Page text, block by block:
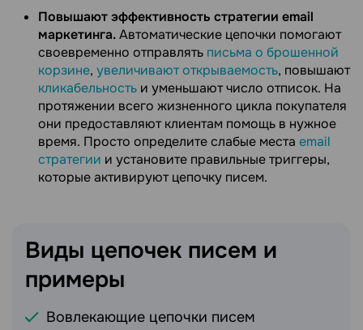
Повышают эффективность стратегии email
маркетинга.Автоматические цепочки помогают
своевременно отправлять письма о брошенной
корзине, увеличивают открываемость, повышают
кликабельность и уменьшают число отписок. На
протяжении всего жизненного цикла покупателя
они предоставляют клиентам помощь в нужное
время. Просто определите слабые места email
стратегии и установите правильные триггеры,
которые активируют цепочку писем.
Виды цепочек писем и
примеры
Вовлекающие цепочки писем